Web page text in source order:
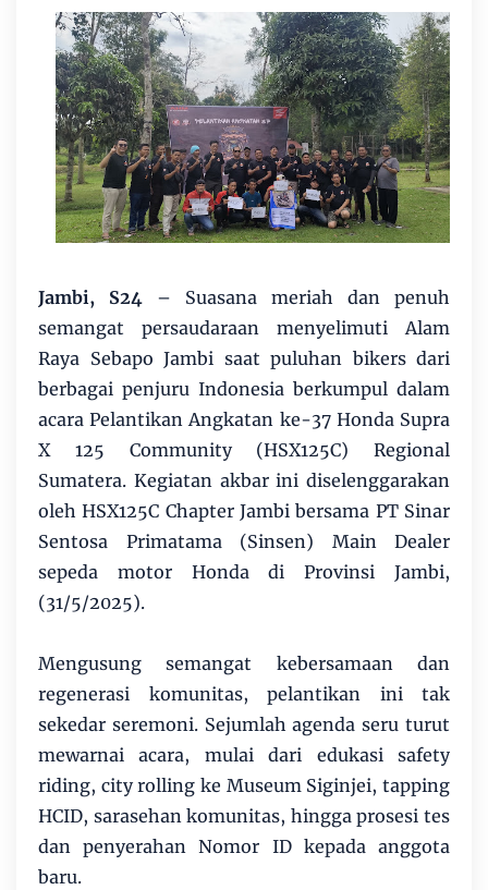
Jambi, S24 – Suasana meriah dan penuh
semangat persaudaraan menyelimuti Alam
Raya Sebapo Jambi saat puluhan bikers dari
berbagai penjuru Indonesia berkumpul dalam
acara Pelantikan Angkatan ke-37 Honda Supra
X 125 Community (HSX125C) Regional
Sumatera. Kegiatan akbar ini diselenggarakan
oleh HSX125C Chapter Jambi bersama PT Sinar
Sentosa Primatama (Sinsen) Main Dealer
sepeda motor Honda di Provinsi Jambi,
(31/5/2025).
Mengusung semangat kebersamaan dan
regenerasi komunitas, pelantikan ini tak
sekedar seremoni. Sejumlah agenda seru turut
mewarnai acara, mulai dari edukasi safety
riding, city rolling ke Museum Siginjei, tapping
HCID, sarasehan komunitas, hingga prosesi tes
dan penyerahan Nomor ID kepada anggota
baru.